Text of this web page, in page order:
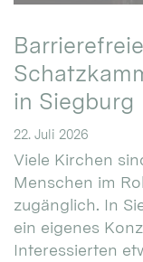
in Siegburg
22. Juli 2026
Viele Kirchen
Menschen im
zugänglich. In
ein eigenes
Interessierten